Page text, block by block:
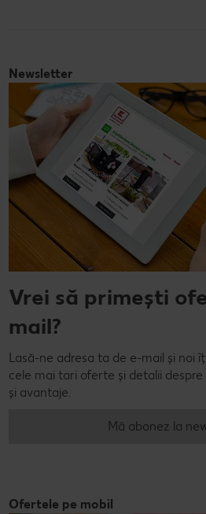
Newsletter
Vrei să primești
mail?
Lasă-ne adresa ta de e-mail și noi
cele mai tari oferte și detalii
și avantaje.
Mă abonez la
Ofertele pe mobil